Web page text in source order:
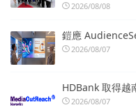
2026/08/08
鎧應
2026/08/07
HDBank 取得越
2026/08/07